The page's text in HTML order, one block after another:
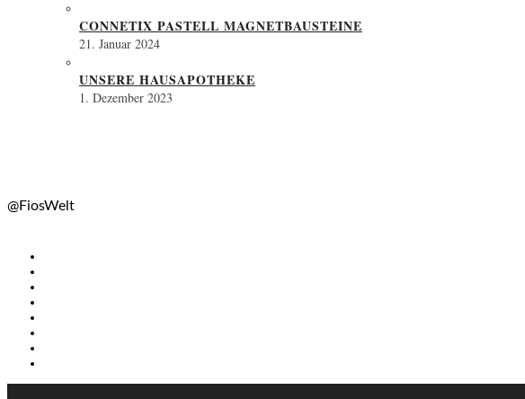
CONNETIX PASTELL MAGNETBAUSTEINE
21. Januar 2024
UNSERE HAUSAPOTHEKE
1. Dezember 2023
@FiosWelt